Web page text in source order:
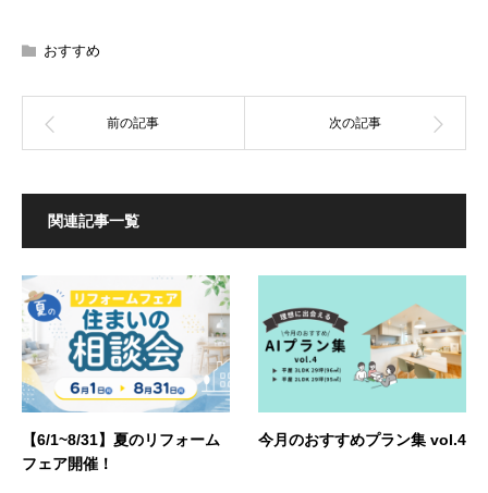
おすすめ
関連記事一覧
【6/1~8/31】夏のリフォーム
フェア開催！
今月のおすすめプラン集 vol.4